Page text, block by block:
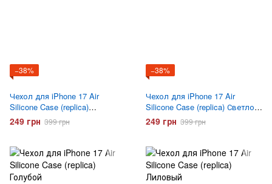
−38%
Чехол для iPhone 17 Air
Silicone Case (replica)
Сиреневый
249 грн 399 грн
−38%
Чехол для iPhone 17 Air
Silicone Case (replica) Светло
розовый
249 грн 399 грн